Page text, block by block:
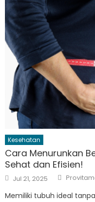
Kesehatan
Cara Menurunkan
Sehat dan Efisien!
Posted
on
Jul 21, 2025 Author
Memiliki tubuh ideal